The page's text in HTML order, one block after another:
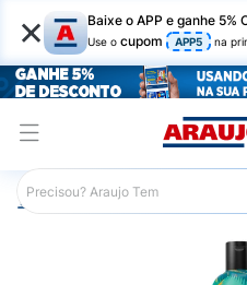
× Baixe o APP e ganhe 5%
Use o cupom APP5 na
Araujo Cabelo